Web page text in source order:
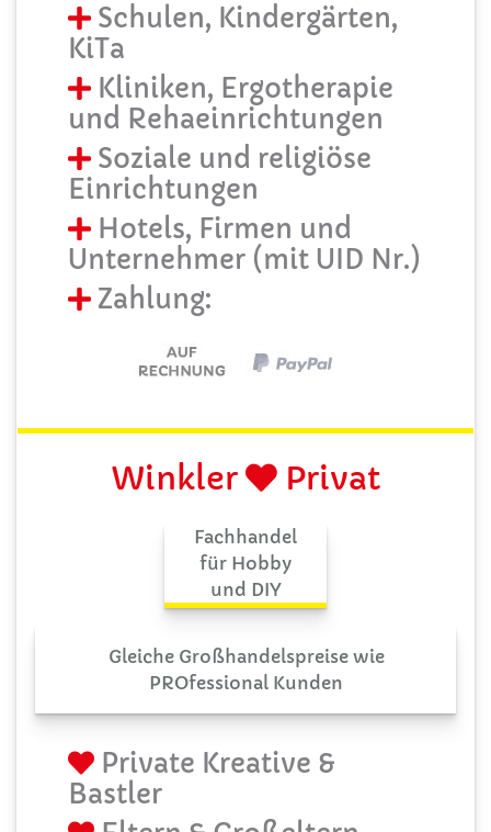
Schulen, Kindergärten,
KiTa
Kliniken, Ergotherapie
und Rehaeinrichtungen
Soziale und religiöse
Einrichtungen
Hotels, Firmen und
Unternehmer (mit UID Nr.)
Zahlung:
Winkler Privat
Fachhandel
für Hobby
und DIY
Gleiche Großhandelspreise wie
PROfessional Kunden
Private Kreative &
Bastler